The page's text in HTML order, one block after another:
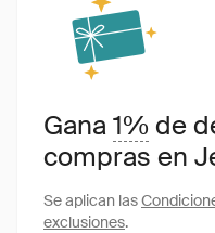
Gana1% de
compras en
Se aplican las
exclusiones.